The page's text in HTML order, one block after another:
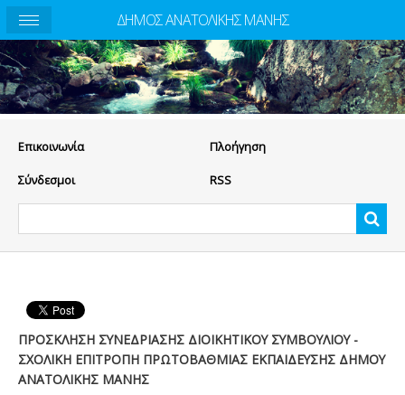
Eπικοινωνία Πλοήγηση
Σύνδεσμοι RSS
ΠΡΟΣΚΛΗΣΗ ΣΥΝΕΔΡΙΑΣΗΣ ΔΙΟΙΚΗΤΙΚΟΥ ΣΥΜΒΟΥΛΙΟΥ -
ΣΧΟΛΙΚΗ ΕΠΙΤΡΟΠΗ ΠΡΩΤΟΒΑΘΜΙΑΣ ΕΚΠΑΙΔΕΥΣΗΣ ΔΗΜΟΥ
ΑΝΑΤΟΛΙΚΗΣ ΜΑΝΗΣ
ΔΗΜΟΣ ΑΝΑΤΟΛΙΚΗΣ ΜΑΝΗΣ